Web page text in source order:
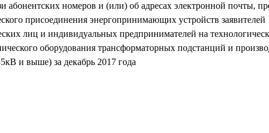
номеров и (или) об адресах электронной почты,
присоединения энергопринимающих устройств заявителей
лиц и индивидуальных предпринимателей на
оборудования трансформаторных подстанций и
и выше) за декабрь 2017 года